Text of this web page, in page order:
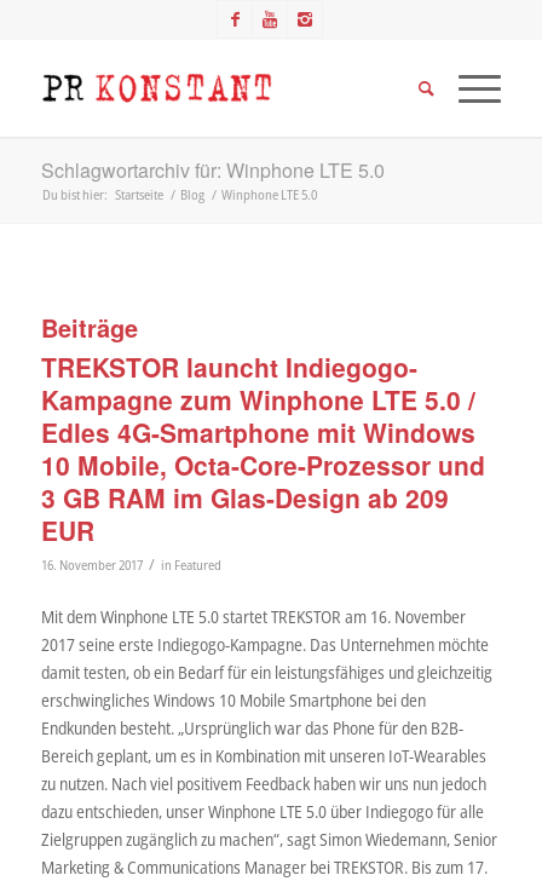
Schlagwortarchiv für: Winphone LTE 5.0
Du bist hier: Startseite / Blog / Winphone LTE 5.0
Beiträge
TREKSTOR launcht Indiegogo-
Kampagne zum Winphone LTE 5.0 /
Edles 4G-Smartphone mit Windows
10 Mobile, Octa-Core-Prozessor und
3 GB RAM im Glas-Design ab 209
EUR
16. November 2017 / in Featured
Mit dem Winphone LTE 5.0 startet TREKSTOR am 16. November
2017 seine erste Indiegogo-Kampagne. Das Unternehmen möchte
damit testen, ob ein Bedarf für ein leistungsfähiges und gleichzeitig
erschwingliches Windows 10 Mobile Smartphone bei den
Endkunden besteht. „Ursprünglich war das Phone für den B2B-
Bereich geplant, um es in Kombination mit unseren IoT-Wearables
zu nutzen. Nach viel positivem Feedback haben wir uns nun jedoch
dazu entschieden, unser Winphone LTE 5.0 über Indiegogo für alle
Zielgruppen zugänglich zu machen“, sagt Simon Wiedemann, Senior
Marketing & Communications Manager bei TREKSTOR. Bis zum 17.